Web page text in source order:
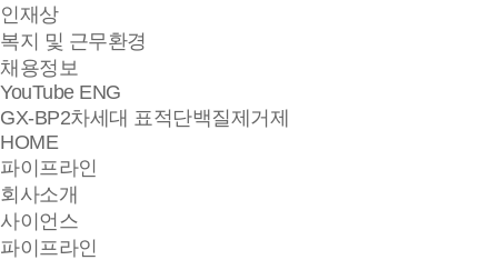
인재상
복지 및 근무환경
채용정보
YouTube ENG
GX-BP2차세대 표적단백질제거제
HOME
파이프라인
회사소개
사이언스
파이프라인